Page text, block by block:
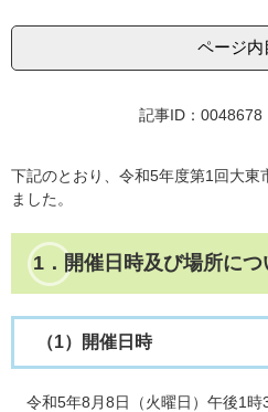
ページ内
記事ID：0048678
下記のとおり、令和5年度第1回大東
ました。
1．開催日時及び場所につ
（1）開催日時
令和5年8月8日（火曜日）午後1時